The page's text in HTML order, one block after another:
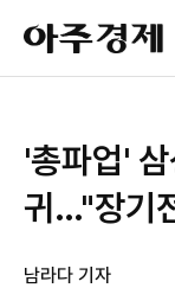
아
주
경
'총파업'
귀…"장기
남라다 기자